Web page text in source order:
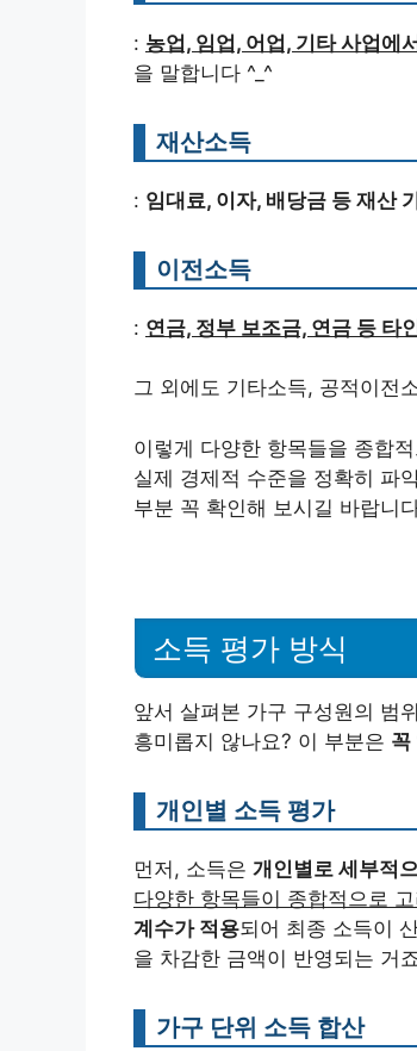
: 농업, 임업, 어업, 기타 사업에
을 말합니다 ^_^
재산소득
: 임대료, 이자, 배당금 등 재산
이전소득
: 연금, 정부 보조금, 연금 등 타
그 외에도 기타소득, 공적이전
이렇게 다양한 항목들을 종합
실제 경제적 수준을 정확히 파
부분 꼭 확인해 보시길 바랍니
소득 평가 방식
앞서 살펴본 가구 구성원의 범
흥미롭지 않나요? 이 부분은 꼭
개인별 소득 평가
먼저, 소득은 개인별로 세부적
다양한 항목들이 종합적으로 고
계수가 적용되어 최종 소득이
을 차감한 금액이 반영되는 거
가구 단위 소득 합산